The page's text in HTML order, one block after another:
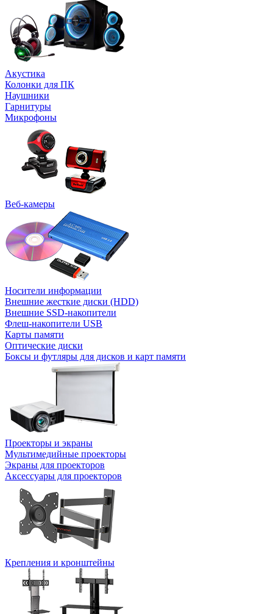
Акустика
Колонки для ПК
Наушники
Гарнитуры
Микрофоны
Веб-камеры
Носители информации
Внешние жесткие диски (HDD)
Внешние SSD-накопители
Флеш-накопители USB
Карты памяти
Оптические диски
Боксы и футляры для дисков и карт памяти
Проекторы и экраны
Мультимедийные проекторы
Экраны для проекторов
Аксессуары для проекторов
Крепления и кронштейны